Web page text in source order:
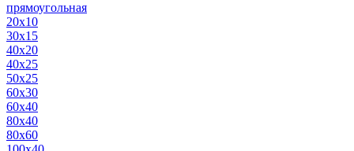
прямоугольная
20х10
30х15
40х20
40х25
50х25
60х30
60х40
80х40
80х60